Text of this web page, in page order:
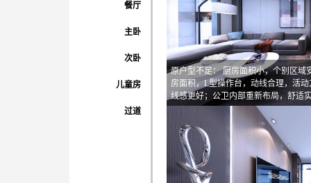
餐厅
主卧
次卧
儿童房
过道
原户型不足： 厨房面积小，个别区域
房面积，L型操作台，动线合理，活
线感更好；公卫内部重新布局，舒适